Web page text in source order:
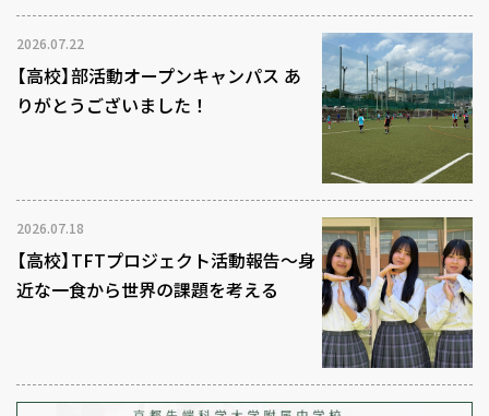
2026.07.22
【高校】部活動オープンキャンパス あ
りがとうございました！
2026.07.18
【高校】TFTプロジェクト活動報告～身
近な一食から世界の課題を考える